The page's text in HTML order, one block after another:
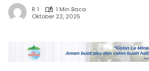
R 1
1 Min Baca
Oktober 22, 2025